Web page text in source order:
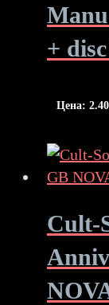
+
Цена:
Cult-